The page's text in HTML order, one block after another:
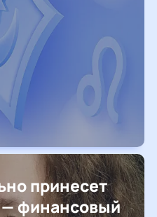
принесет
— финансовый